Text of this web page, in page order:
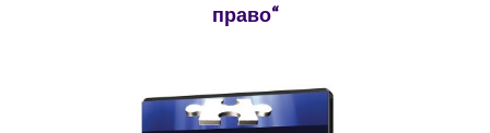
право“